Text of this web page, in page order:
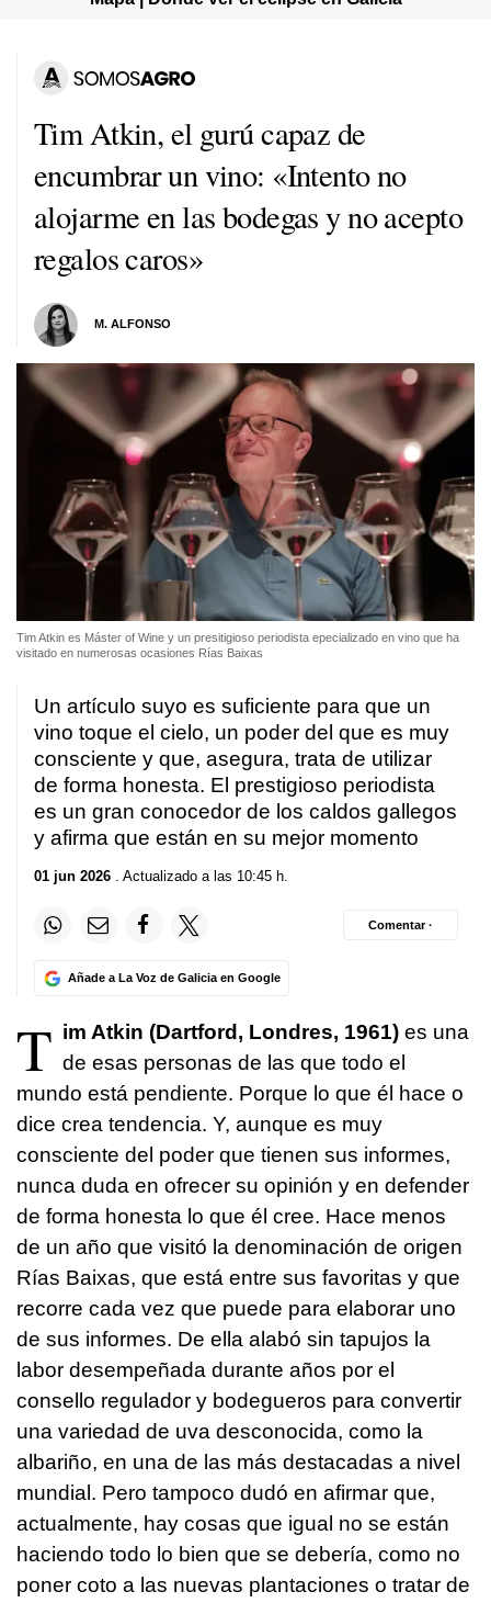
Tim Atkin, el gurú capaz de
encumbrar un vino: «Intento no
alojarme en las bodegas y no acepto
regalos caros»
M. ALFONSO
Tim Atkin es Máster of Wine y un presitigioso periodista epecializado en vino que ha
visitado en numerosas ocasiones Rías Baixas
Un artículo suyo es suficiente para que un
vino toque el cielo, un poder del que es muy
consciente y que, asegura, trata de utilizar
de forma honesta. El prestigioso periodista
es un gran conocedor de los caldos gallegos
y afirma que están en su mejor momento
01 jun 2026 . Actualizado a las 10:45 h.
Añade a La Voz de Galicia en Google
Comentar ·
T im Atkin (Dartford, Londres, 1961) es una
de esas personas de las que todo el
mundo está pendiente. Porque lo que él hace o
dice crea tendencia. Y, aunque es muy
consciente del poder que tienen sus informes,
nunca duda en ofrecer su opinión y en defender
de forma honesta lo que él cree. Hace menos
de un año que visitó la denominación de origen
Rías Baixas, que está entre sus favoritas y que
recorre cada vez que puede para elaborar uno
de sus informes. De ella alabó sin tapujos la
labor desempeñada durante años por el
consello regulador y bodegueros para convertir
una variedad de uva desconocida, como la
albariño, en una de las más destacadas a nivel
mundial. Pero tampoco dudó en afirmar que,
actualmente, hay cosas que igual no se están
haciendo todo lo bien que se debería, como no
poner coto a las nuevas plantaciones o tratar de